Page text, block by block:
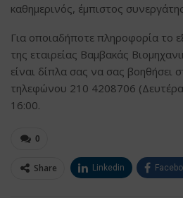
καθημερινός, έμπιστος
Για οποιαδήποτε πληροφορία το
της εταιρείας Βαμβακάς
είναι δίπλα σας να σας βοηθήσει
τηλεφώνου 210 4208706
16:00.
0
Share Linkedin